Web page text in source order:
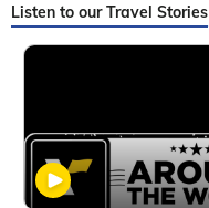
Listen to our Travel Stories